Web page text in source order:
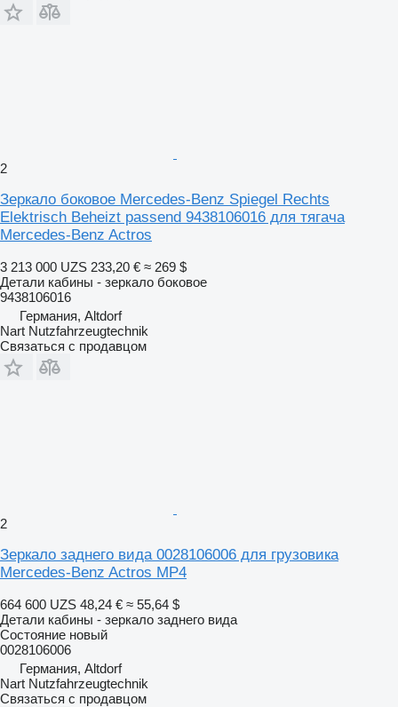
2
Зеркало боковое Mercedes-Benz Spiegel Rechts
Elektrisch Beheizt passend 9438106016 для тягача
Mercedes-Benz Actros
3 213 000 UZS 233,20 € ≈ 269 $
Детали кабины - зеркало боковое
9438106016
Германия, Altdorf
Nart Nutzfahrzeugtechnik
Связаться с продавцом
2
Зеркало заднего вида 0028106006 для грузовика
Mercedes-Benz Actros MP4
664 600 UZS 48,24 € ≈ 55,64 $
Детали кабины - зеркало заднего вида
Состояние новый
0028106006
Германия, Altdorf
Nart Nutzfahrzeugtechnik
Связаться с продавцом